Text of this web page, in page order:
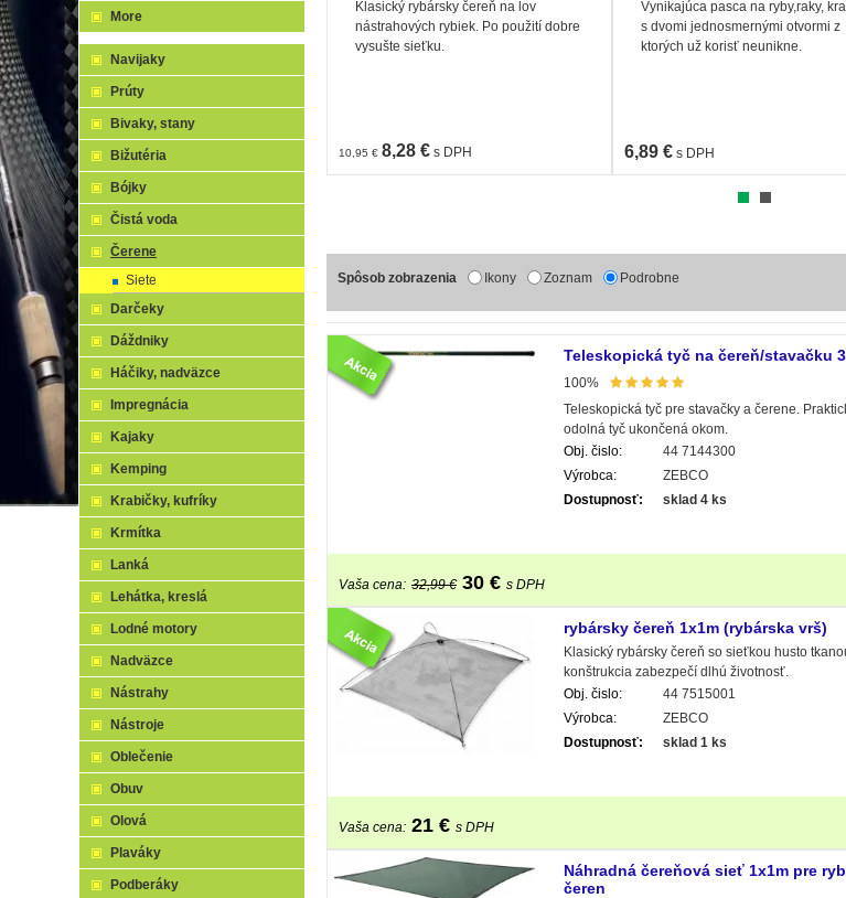
Klasický rybársky čereň na lov
nástrahových rybiek. Po použití dobre
vysušte sieťku.
10,95 € 8,28 € s DPH
Vynikajúca pasca na ryby,raky,
s dvomi jednosmernými otvormi z
ktorých už korisť neunikne.
6,89 € s DPH
Spôsob zobrazenia Ikony Zoznam Podrobne
Teleskopická tyč na čereň/stavačku
100%
Teleskopická tyč pre stavačky a čerene.
odolná tyč ukončená okom.
Obj. čislo:
44 7144300
Výrobca:
ZEBCO
Dostupnosť:
sklad 4 ks
Vaša cena: 32,99 € 30 € s DPH
rybársky čereň 1x1m (rybárska vrš)
Klasický rybársky čereň so sieťkou husto
konštrukcia zabezpečí dlhú životnosť.
Obj. čislo:
44 7515001
Výrobca:
ZEBCO
Dostupnosť:
sklad 1 ks
Vaša cena: 21 € s DPH
Náhradná čereňová sieť 1x1m pre
čeren
More
Navijaky
Prúty
Bivaky, stany
Bižutéria
Bójky
Čistá voda
Čerene
Siete
Darčeky
Dáždniky
Háčiky, nadväzce
Impregnácia
Kajaky
Kemping
Krabičky, kufríky
Krmítka
Lanká
Lehátka, kreslá
Lodné motory
Nadväzce
Nástrahy
Nástroje
Oblečenie
Obuv
Olová
Plaváky
Podberáky